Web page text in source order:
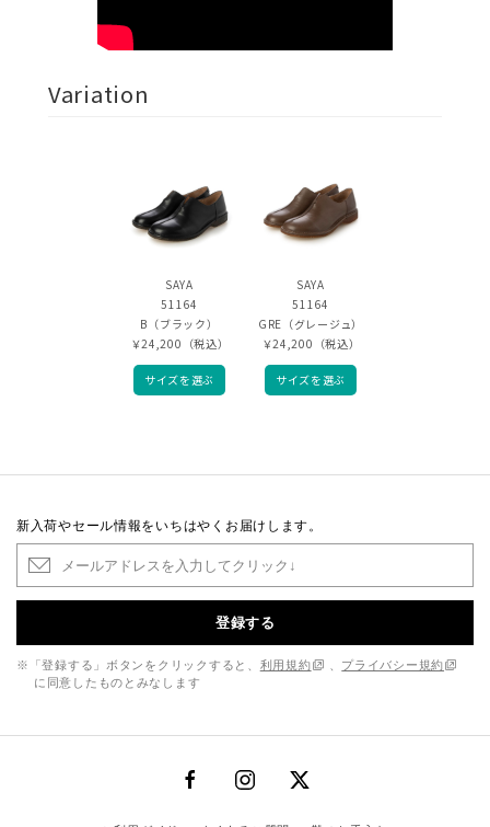
Variation
SAYA
51164
B（ブラック）
￥24,200（税込）
サイズを選ぶ
SAYA
51164
GRE（グレージュ）
￥24,200（税込）
サイズを選ぶ
新入荷やセール情報をいちはやくお届けします。
登録する
※「登録する」ボタンをクリックすると、 利用規約
プライバシー規約
に同意したものとみなします